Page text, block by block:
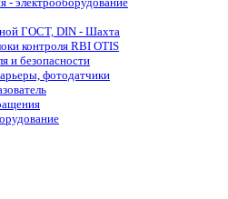
ГОСТ, DIN - Шахта
контроля RBI OTIS
и безопасности
фотодатчики